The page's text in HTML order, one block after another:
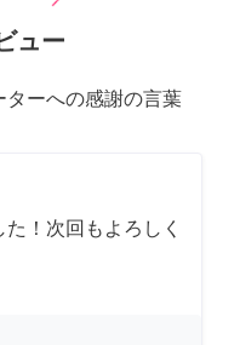
ュー
ターへの感謝の言葉
！次回もよろしく